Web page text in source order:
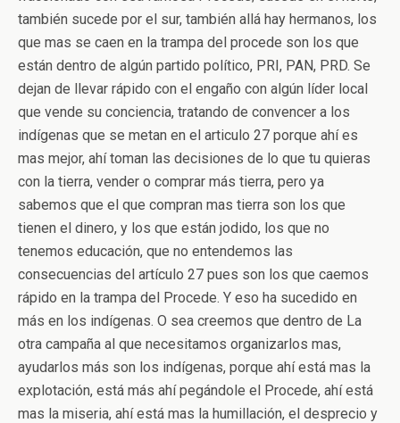
también sucede por el sur, también allá hay hermanos, los
que mas se caen en la trampa del procede son los que
están dentro de algún partido político, PRI, PAN, PRD. Se
dejan de llevar rápido con el engaño con algún líder local
que vende su conciencia, tratando de convencer a los
indígenas que se metan en el articulo 27 porque ahí es
mas mejor, ahí toman las decisiones de lo que tu quieras
con la tierra, vender o comprar más tierra, pero ya
sabemos que el que compran mas tierra son los que
tienen el dinero, y los que están jodido, los que no
tenemos educación, que no entendemos las
consecuencias del artículo 27 pues son los que caemos
rápido en la trampa del Procede. Y eso ha sucedido en
más en los indígenas. O sea creemos que dentro de La
otra campaña al que necesitamos organizarlos mas,
ayudarlos más son los indígenas, porque ahí está mas la
explotación, está más ahí pegándole el Procede, ahí está
mas la miseria, ahí está mas la humillación, el desprecio y